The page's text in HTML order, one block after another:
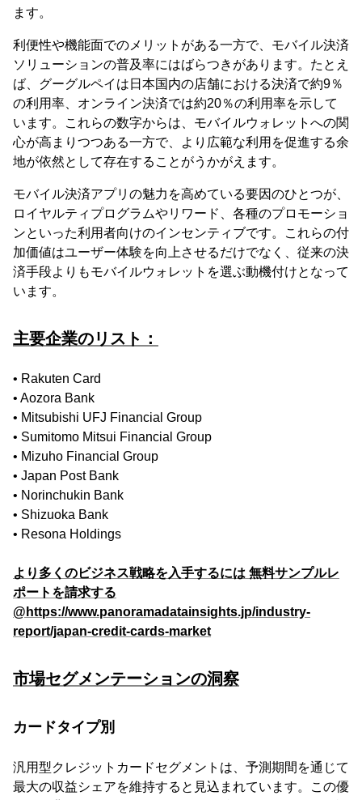
ます。
利便性や機能面でのメリットがある一方で、モバイル決済
ソリューションの普及率にはばらつきがあります。たとえ
ば、グーグルペイは日本国内の店舗における決済で約9％
の利用率、オンライン決済では約20％の利用率を示して
います。これらの数字からは、モバイルウォレットへの関
心が高まりつつある一方で、より広範な利用を促進する余
地が依然として存在することがうかがえます。
モバイル決済アプリの魅力を高めている要因のひとつが、
ロイヤルティプログラムやリワード、各種のプロモーショ
ンといった利用者向けのインセンティブです。これらの付
加価値はユーザー体験を向上させるだけでなく、従来の決
済手段よりもモバイルウォレットを選ぶ動機付けとなって
います。
主要企業のリスト：
• Rakuten Card
• Aozora Bank
• Mitsubishi UFJ Financial Group
• Sumitomo Mitsui Financial Group
• Mizuho Financial Group
• Japan Post Bank
• Norinchukin Bank
• Shizuoka Bank
• Resona Holdings
より多くのビジネス戦略を入手するには 無料サンプルレ
ポートを請求する
@https://www.panoramadatainsights.jp/industry-
report/japan-credit-cards-market
市場セグメンテーションの洞察
カードタイプ別
汎用型クレジットカードセグメントは、予測期間を通じて
最大の収益シェアを維持すると見込まれています。この優